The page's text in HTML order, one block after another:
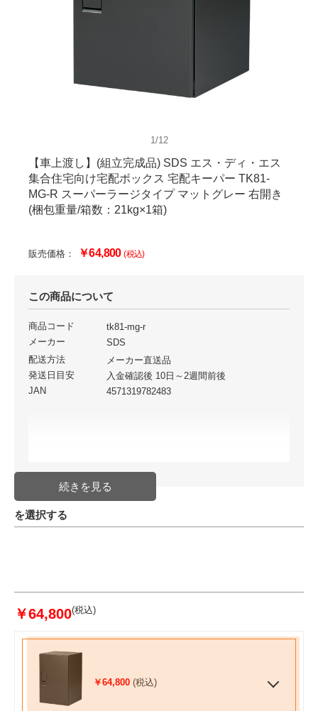
1/12
【車上渡し】(組立完成品) SDS エス・ディ・エス
集合住宅向け宅配ボックス 宅配キーパー TK81-
MG-R スーパーラージタイプ マットグレー 右開き
(梱包重量/箱数：21kg×1箱)
販売価格： ￥64,800(税込)
この商品について
商品コード
tk81-mg-r
メーカー
SDS
配送方法
メーカー直送品
発送日目安
入金確認後 10日～2週間前後
JAN
4571319782483
を選択する
￥64,800(税込)
￥64,800 (税込)